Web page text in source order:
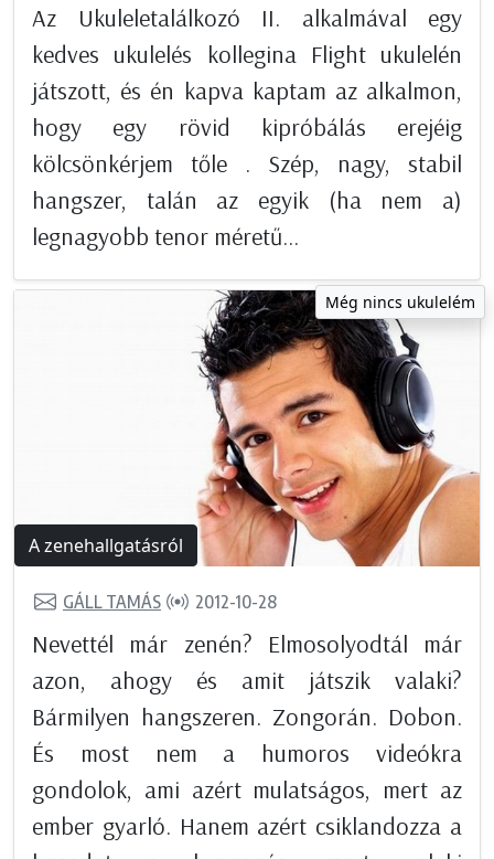
Az Ukuleletalálkozó II. alkalmával egy
kedves ukulelés kollegina Flight ukulelén
játszott, és én kapva kaptam az alkalmon,
hogy egy rövid kipróbálás erejéig
kölcsönkérjem tőle . Szép, nagy, stabil
hangszer, talán az egyik (ha nem a)
legnagyobb tenor méretű...
Még nincs ukulelém
A zenehallgatásról
GÁLL TAMÁS 2012-10-28
Nevettél már zenén? Elmosolyodtál már
azon, ahogy és amit játszik valaki?
Bármilyen hangszeren. Zongorán. Dobon.
És most nem a humoros videókra
gondolok, ami azért mulatságos, mert az
ember gyarló. Hanem azért csiklandozza a